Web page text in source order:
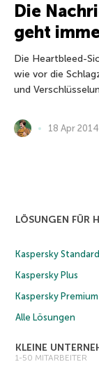
Die
geht
Die Heartbleed-
wie vor die
und
18 Apr 2014
LÖSUNGEN FÜR
Kaspersky Standard
Kaspersky Plus
Kaspersky Premium
Alle Lösungen
KLEINE
1-50 MITARBEITER